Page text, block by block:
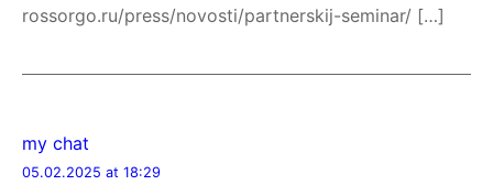
rossorgo.ru/press/novosti/partnerskij-seminar/ […]
my chat
05.02.2025 at 18:29